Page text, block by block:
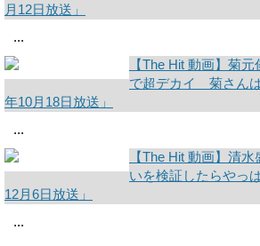
月12日放送」
...
【The Hit 動画】菊
で超デカイ 菊さん
年10月18日放送」
...
【The Hit 動画】清
いを検証したらやっ
12月6日放送」
...